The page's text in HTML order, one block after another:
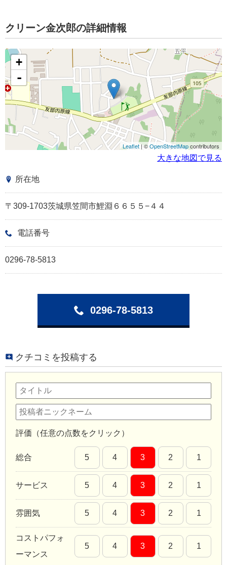
クリーン金次郎の詳細情報
+
-
Leaflet| ©OpenStreetMapcontributors
大きな地図で見る
所在地
〒309-1703茨城県笠間市鯉淵６６５５−４４
電話番号
0296-78-5813
0296-78-5813
クチコミを投稿する
評価（任意の点数をクリック）
総合 5 4 3 2 1
サービス 5 4 3 2 1
雰囲気 5 4 3 2 1
コストパフォ
ーマンス
5 4 3 2 1